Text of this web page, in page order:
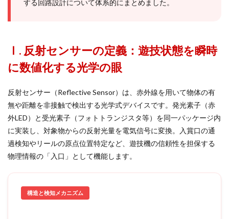
する回路設計について体系的にまとめました。
Ⅰ. 反射センサーの定義：遊技状態を瞬時
に数値化する光学の眼
反射センサー（Reflective Sensor）は、赤外線を用いて物体の有
無や距離を非接触で検出する光学式デバイスです。発光素子（赤
外LED）と受光素子（フォトトランジスタ等）を同一パッケージ内
に実装し、対象物からの反射光量を電気信号に変換。入賞口の通
過検知やリールの原点位置特定など、遊技機の信頼性を担保する
物理情報の「入口」として機能します。
構造と検知メカニズム